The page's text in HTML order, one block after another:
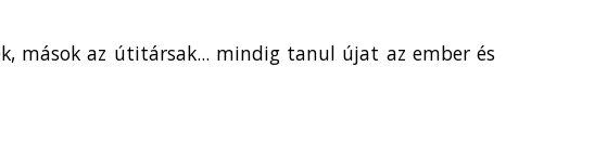
mások az útitársak... mindig tanul újat az ember és